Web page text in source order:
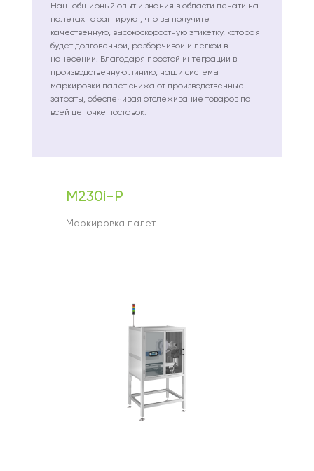
Наш обширный опыт и знания в области печати на
палетах гарантируют, что вы получите
качественную, высокоскоростную этикетку, которая
будет долговечной, разборчивой и легкой в
нанесении. Благодаря простой интеграции в
производственную линию, наши системы
маркировки палет снижают производственные
затраты, обеспечивая отслеживание товаров по
всей цепочке поставок.
M230i-P
Маркировка палет